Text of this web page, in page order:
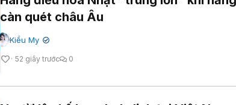
càn quét châu Âu
Kiều My ✔
52 giây trước 0